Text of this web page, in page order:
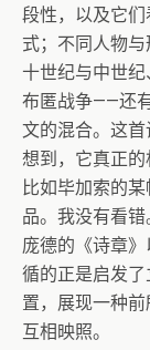
段性，以及它
式；不同人物
十世纪与中世
布匿战争——还
文的混合。这
想到，它真正
比如毕加索的
品。我没有看
庞德的《诗章
循的正是启发
置，展现一种
互相映照。